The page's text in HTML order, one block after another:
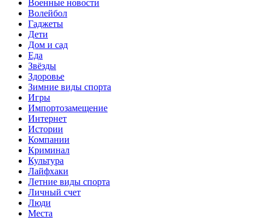
Военные новости
Волейбол
Гаджеты
Дети
Дом и сад
Еда
Звёзды
Здоровье
Зимние виды спорта
Игры
Импортозамещение
Интернет
Истории
Компании
Криминал
Культура
Лайфхаки
Летние виды спорта
Личный счет
Люди
Места